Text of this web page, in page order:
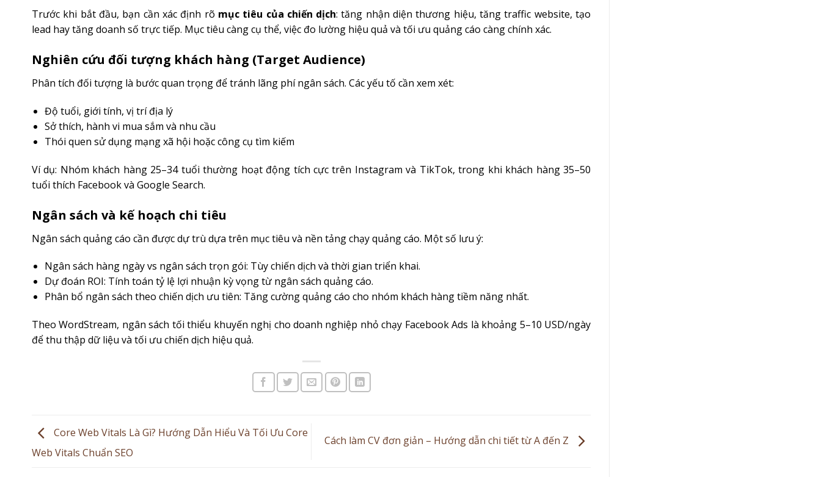
Trước khi bắt đầu, bạn cần xác định rõ mục tiêu của chiến dịch: tăng nhận diện thương hiệu, tăng traffic website, tạo
lead hay tăng doanh số trực tiếp. Mục tiêu càng cụ thể, việc đo lường hiệu quả và tối ưu quảng cáo càng chính xác.
Nghiên cứu đối tượng khách hàng (Target Audience)
Phân tích đối tượng là bước quan trọng để tránh lãng phí ngân sách. Các yếu tố cần xem xét:
Độ tuổi, giới tính, vị trí địa lý
Sở thích, hành vi mua sắm và nhu cầu
Thói quen sử dụng mạng xã hội hoặc công cụ tìm kiếm
Ví dụ: Nhóm khách hàng 25–34 tuổi thường hoạt động tích cực trên Instagram và TikTok, trong khi khách hàng 35–50
tuổi thích Facebook và Google Search.
Ngân sách và kế hoạch chi tiêu
Ngân sách quảng cáo cần được dự trù dựa trên mục tiêu và nền tảng chạy quảng cáo. Một số lưu ý:
Ngân sách hàng ngày vs ngân sách trọn gói: Tùy chiến dịch và thời gian triển khai.
Dự đoán ROI: Tính toán tỷ lệ lợi nhuận kỳ vọng từ ngân sách quảng cáo.
Phân bổ ngân sách theo chiến dịch ưu tiên: Tăng cường quảng cáo cho nhóm khách hàng tiềm năng nhất.
Theo WordStream, ngân sách tối thiểu khuyến nghị cho doanh nghiệp nhỏ chạy Facebook Ads là khoảng 5–10 USD/ngày
để thu thập dữ liệu và tối ưu chiến dịch hiệu quả.
Core Web Vitals Là Gì? Hướng Dẫn Hiểu Và Tối Ưu Core
Web Vitals Chuẩn SEO
Cách làm CV đơn giản – Hướng dẫn chi tiết từ A đến Z